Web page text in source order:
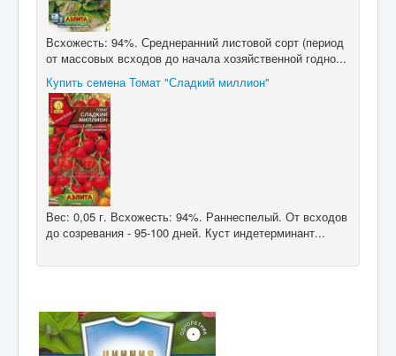
Всхожесть: 94%. Среднеранний листовой сорт (период
от массовых всходов до начала хозяйственной годно...
Купить семена Томат "Сладкий миллион"
Вес: 0,05 г. Всхожесть: 94%. Раннеспелый. От всходов
до созревания - 95-100 дней. Куст индетерминант...